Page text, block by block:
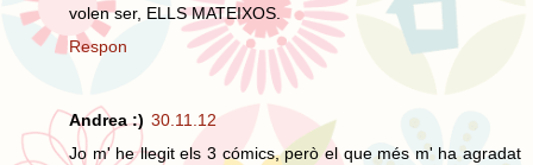
volen ser, ELLS MATEIXOS.
Respon
Andrea :) 30.11.12
Jo m' he llegit els 3 cómics, però el que més m' ha agradat